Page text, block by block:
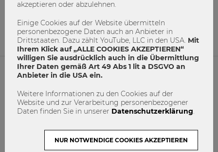
INEQ
Ungleichheit
30 0
IMPRESSUM
MACH MIT!
akzeptieren oder abzulehnen.
Einige Cookies auf der Website übermitteln
personenbezogene Daten auch an Anbieter in
Drittstaaten. Dazu zählt YouTube, LLC in den USA. Mit
Ihrem Klick auf „ALLE COOKIES AKZEPTIEREN“
willigen Sie ausdrücklich auch in die Übermittlung
Ihrer Daten gemäß Art 49 Abs 1 lit a DSGVO an
Anbieter in die USA ein.
Weitere Informationen zu den Cookies auf der
Website und zur Verarbeitung personenbezogener
Daten finden Sie in unserer Datenschutzerklärung
NUR NOTWENDIGE COOKIES AKZEPTIEREN